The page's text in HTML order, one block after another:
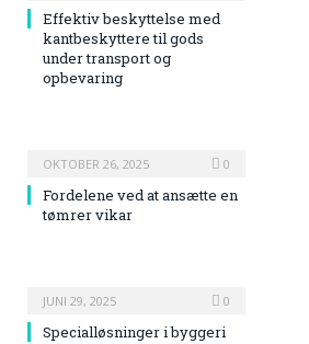
Effektiv beskyttelse med
kantbeskyttere til gods
under transport og
opbevaring
OKTOBER 26, 2025 0
Fordelene ved at ansætte en
tømrer vikar
JUNI 29, 2025 0
Specialløsninger i byggeri